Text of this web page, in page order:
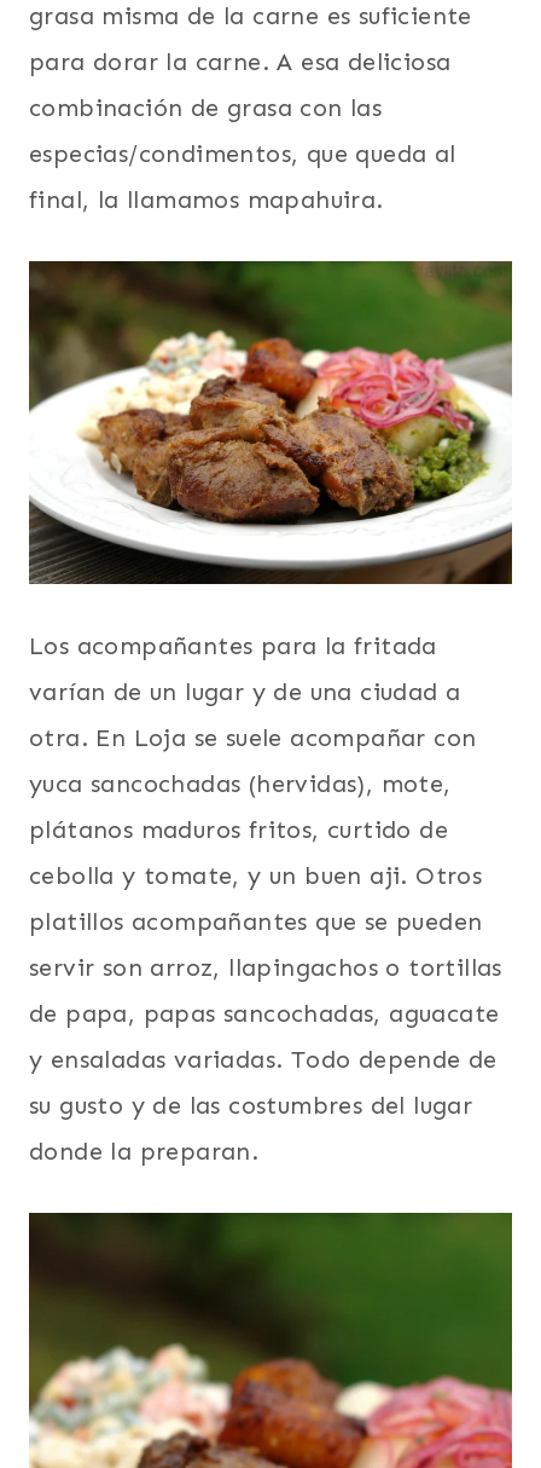
grasa misma de la carne es suficiente
para dorar la carne. A esa deliciosa
combinación de grasa con las
especias/condimentos, que queda al
final, la llamamos mapahuira.
Los acompañantes para la fritada
varían de un lugar y de una ciudad a
otra. En Loja se suele acompañar con
yuca sancochadas (hervidas), mote,
plátanos maduros fritos, curtido de
cebolla y tomate, y un buen aji. Otros
platillos acompañantes que se pueden
servir son arroz, llapingachos o tortillas
de papa, papas sancochadas, aguacate
y ensaladas variadas. Todo depende de
su gusto y de las costumbres del lugar
donde la preparan.